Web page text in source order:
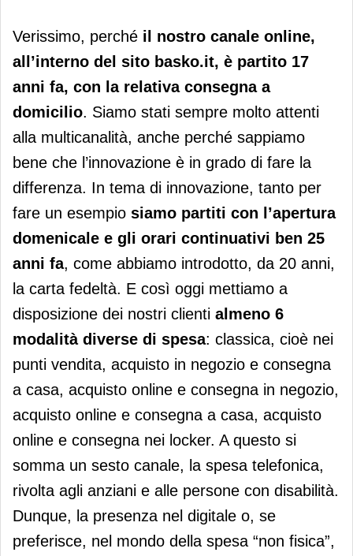
Verissimo, perché il nostro canale online,
all’interno del sito basko.it, è partito 17
anni fa, con la relativa consegna a
domicilio. Siamo stati sempre molto attenti
alla multicanalità, anche perché sappiamo
bene che l’innovazione è in grado di fare la
differenza. In tema di innovazione, tanto per
fare un esempio siamo partiti con l’apertura
domenicale e gli orari continuativi ben 25
anni fa, come abbiamo introdotto, da 20 anni,
la carta fedeltà. E così oggi mettiamo a
disposizione dei nostri clienti almeno 6
modalità diverse di spesa: classica, cioè nei
punti vendita, acquisto in negozio e consegna
a casa, acquisto online e consegna in negozio,
acquisto online e consegna a casa, acquisto
online e consegna nei locker. A questo si
somma un sesto canale, la spesa telefonica,
rivolta agli anziani e alle persone con disabilità.
Dunque, la presenza nel digitale o, se
preferisce, nel mondo della spesa “non fisica”,